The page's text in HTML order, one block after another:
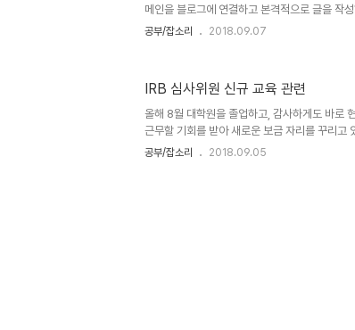
메인을 블로그에 연결하고 본격적으로 글을 작
토리의 전신인 텍스트큐브, 혹은 워드프레스 등
싶은 마음에 설정에 들어갔더니, Favicon 을 삽
Favicon 이란, 해당 홈페이지에 들어왔을 때,
공부/잡소리 2018.09.07
IRB 심사위원 신규 교육 관련
올해 8월 대학원을 졸업하고, 감사하게도 바로
근무할 기회를 받아 새로운 보금 자리를 꾸리고
는 연구원의 삶이겠지만, 열심히 논문도 쓰고 과
교육을 받아야 하고, 나는 의사가 아니기 때문에
공부/잡소리 2018.09.05